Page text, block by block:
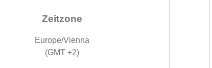
Zeitzone
Europe/Vienna
(GMT +2)